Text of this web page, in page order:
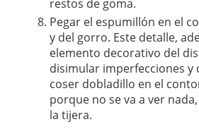
restos de goma.
Pegar el espumillón en el
y del gorro. Este detalle,
elemento decorativo del
disimular imperfecciones y
coser dobladillo en el
porque no se va a ver
la tijera.